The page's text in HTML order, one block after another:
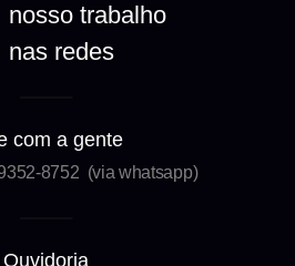
com a gente
8752  (via whatsapp)
Ouvidoria
nosso trabalho
nas redes